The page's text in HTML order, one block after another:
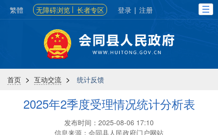
繁體 无障碍浏览 长者专区 登录 | 注册
首页 > 互动交流 > 统计反馈
2025年2季度受理情况统计分析表
发布时间：2025-08-06 17:10
信息来源：会同县人民政府门户网站